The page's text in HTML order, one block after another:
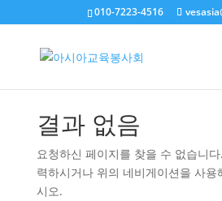
010-7223-4516
결과 없음
요청하신 페이지를 찾을 수 없습니
력하시거나 위의 네비게이션을 사용
시오.